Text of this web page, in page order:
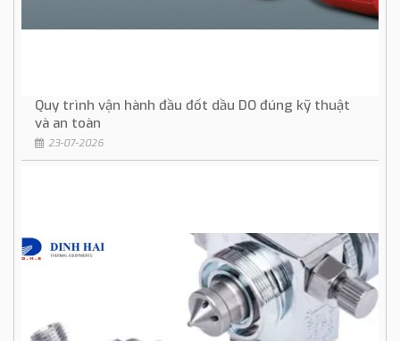
Quy trình vận hành đầu đốt dầu DO đúng kỹ thuật
và an toàn
23-07-2026